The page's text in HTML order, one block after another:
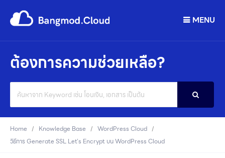
MENU
ต้องการความช่วยเหลือ?
For
Home Knowledge Base
WordPress Cloud
วิธีการ Generate SSL Let’s Encrypt บน WordPress Cloud